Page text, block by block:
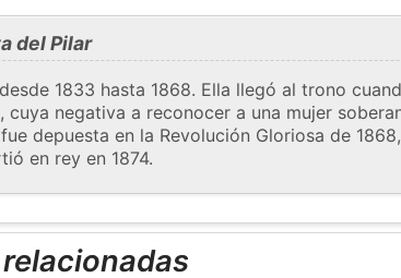
del Pilar
1833 hasta 1868. Ella llegó al trono
negativa a reconocer a una mujer
depuesta en la Revolución Gloriosa de
en rey en 1874.